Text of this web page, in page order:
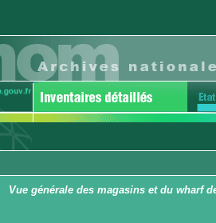
Vue générale des magasins et du wharf